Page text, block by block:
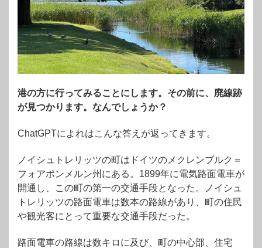
港の方に行ってみることにします。その前に、廃線跡
が見つかります。なんでしょうか？
ChatGPTによれはこんな答えが返ってきます。
ノイシュトレリッツの町はドイツのメクレンブルク＝
フォアポンメルン州にある。1899年に電気路面電車が
開通し、この町の第一の交通手段となった。ノイシュ
トレリッツの路面電車は数本の路線があり、町の住民
や観光客にとって重要な交通手段だった。
路面電車の路線は数キロに及び、町の中心部、住宅